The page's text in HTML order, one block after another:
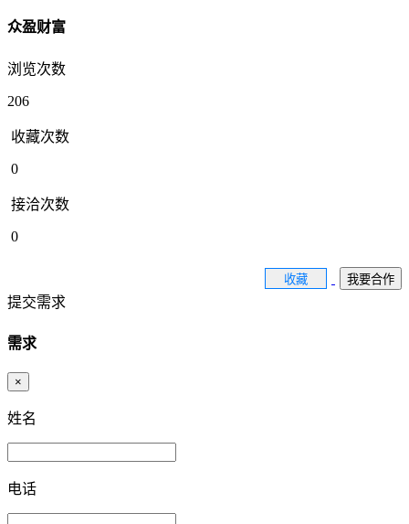
众盈财富
浏览次数
206
收藏次数
0
接洽次数
0
收藏 我要合作
提交需求
需求
×
姓名
电话